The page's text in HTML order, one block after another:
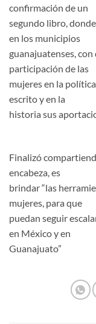
confirmación de un
segundo libro,
en los municipios
guanajuatenses,
participación de las
mujeres en la
escrito y en la
historia sus
Finalizó
encabeza, es
brindar “las
mujeres, para que
puedan seguir
en México y en
Guanajuato”